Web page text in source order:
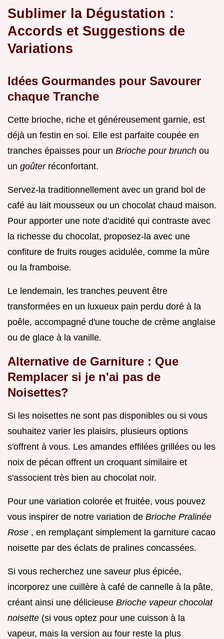
Sublimer la Dégustation :
Accords et Suggestions de
Variations
Idées Gourmandes pour Savourer
chaque Tranche
Cette brioche, riche et généreusement garnie, est
déjà un festin en soi. Elle est parfaite coupée en
tranches épaisses pour un Brioche pour brunch ou
un goûter réconfortant.
Servez-la traditionnellement avec un grand bol de
café au lait mousseux ou un chocolat chaud maison.
Pour apporter une note d'acidité qui contraste avec
la richesse du chocolat, proposez-la avec une
confiture de fruits rouges acidulée, comme la mûre
ou la framboise.
Le lendemain, les tranches peuvent être
transformées en un luxueux pain perdu doré à la
poêle, accompagné d'une touche de crème anglaise
ou de glace à la vanille.
Alternative de Garniture : Que
Remplacer si je n'ai pas de
Noisettes?
Si les noisettes ne sont pas disponibles ou si vous
souhaitez varier les plaisirs, plusieurs options
s'offrent à vous. Les amandes effilées grillées ou les
noix de pécan offrent un croquant similaire et
s'associent très bien au chocolat noir.
Pour une variation colorée et fruitée, vous pouvez
vous inspirer de notre variation de Brioche Pralinée
Rose , en remplaçant simplement la garniture cacao
noisette par des éclats de pralines concassées.
Si vous recherchez une saveur plus épicée,
incorporez une cuillère à café de cannelle à la pâte,
créant ainsi une délicieuse Brioche vapeur chocolat
noisette (si vous optez pour une cuisson à la
vapeur, mais la version au four reste la plus